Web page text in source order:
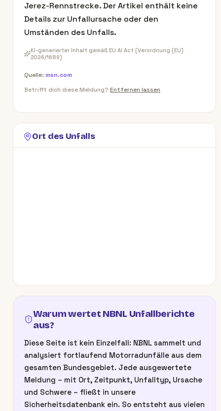
Jerez-Rennstrecke. Der Artikel enthält keine
Details zur Unfallursache oder den
Umständen des Unfalls.
KI-generierter Inhalt gemäß EU AI Act (Verordnung (EU)
2024/1689)
Quelle: msn.com
Betrifft dich diese Meldung? Entfernen lassen
Ort des Unfalls
Warum wertet NBNL Unfallberichte
aus?
Diese Seite ist kein Einzelfall: NBNL sammelt und
analysiert fortlaufend Motorradunfälle aus dem
gesamten Bundesgebiet. Jede ausgewertete
Meldung – mit Ort, Zeitpunkt, Unfalltyp, Ursache
und Schwere – fließt in unsere
Sicherheitsdatenbank ein. So entsteht aus vielen